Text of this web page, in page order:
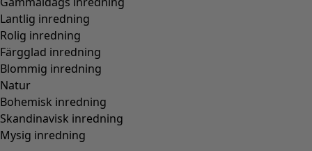
Lantlig inredning
Rolig inredning
Färgglad inredning
Blommig inredning
Natur
Bohemisk inredning
Skandinavisk inredning
Mysig inredning